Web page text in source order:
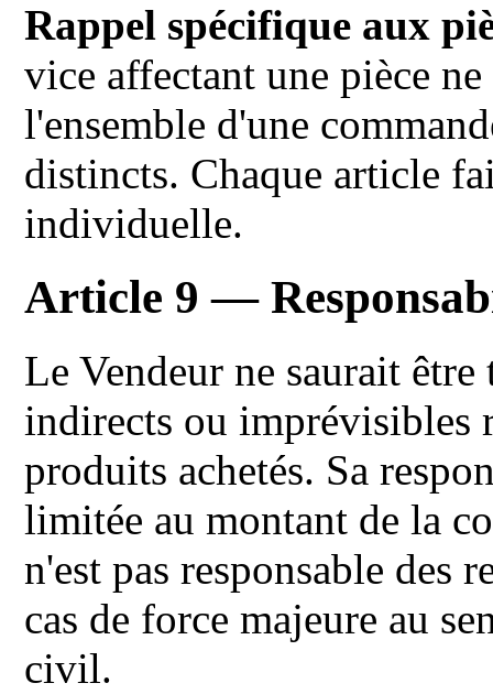
Rappel spécifique aux
vice affectant une pièce
l'ensemble d'une
distincts. Chaque article
individuelle.
Article 9 —
Le Vendeur ne saurait être
indirects ou imprévisibles
produits achetés. Sa
limitée au montant de la
n'est pas responsable des
cas de force majeure au
civil.